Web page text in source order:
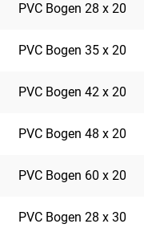
PVC Bogen 28 x 20
PVC Bogen 35 x 20
PVC Bogen 42 x 20
PVC Bogen 48 x 20
PVC Bogen 60 x 20
PVC Bogen 28 x 30